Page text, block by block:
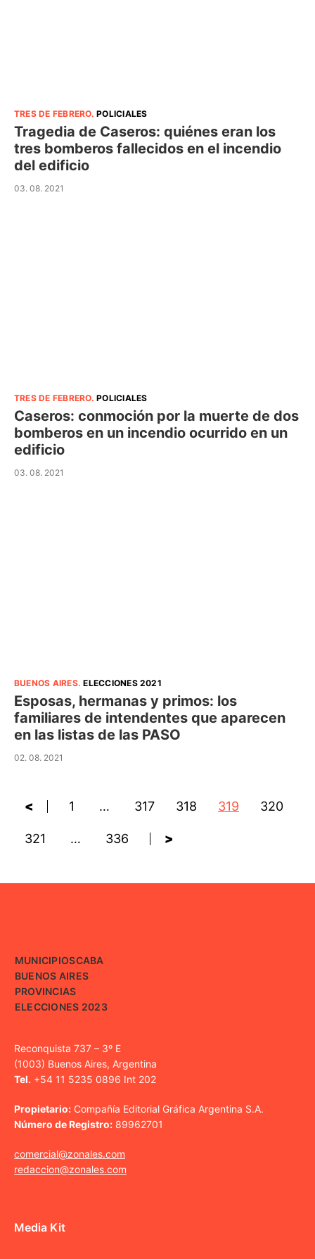
TRES DE FEBRERO.POLICIALES
Tragedia de Caseros: quiénes eran los
tres bomberos fallecidos en el incendio
del edificio
03. 08. 2021
TRES DE FEBRERO.POLICIALES
Caseros: conmoción por la muerte de dos
bomberos en un incendio ocurrido en un
edificio
03. 08. 2021
BUENOS AIRES.ELECCIONES 2021
Esposas, hermanas y primos: los
familiares de intendentes que aparecen
en las listas de las PASO
02. 08. 2021
< 1 … 317 318 319 320
321 … 336 >
MUNICIPIOSCABA
BUENOS AIRES
PROVINCIAS
ELECCIONES 2023
Reconquista 737 – 3º E
(1003) Buenos Aires, Argentina
Tel. +54 11 5235 0896 Int 202
Propietario: Compañía Editorial Gráfica Argentina S.A.
Número de Registro: 89962701
comercial@zonales.com
redaccion@zonales.com
Media Kit